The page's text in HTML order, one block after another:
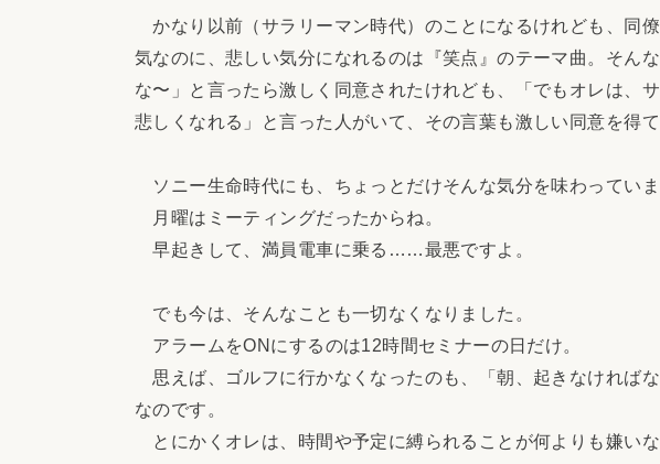
かなり以前（サラリーマン時代）のことになるけれども、同
気なのに、悲しい気分になれるのは『笑点』のテーマ曲。そん
な〜」と言ったら激しく同意されたけれども、「でもオレは、
悲しくなれる」と言った人がいて、その言葉も激しい同意を得て
ソニー生命時代にも、ちょっとだけそんな気分を味わっていま
月曜はミーティングだったからね。
早起きして、満員電車に乗る……最悪ですよ。
でも今は、そんなことも一切なくなりました。
アラームをONにするのは12時間セミナーの日だけ。
思えば、ゴルフに行かなくなったのも、「朝、起きなければ
なのです。
とにかくオレは、時間や予定に縛られることが何よりも嫌いな